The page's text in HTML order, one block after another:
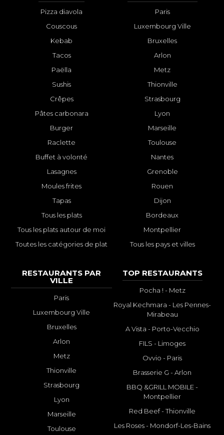
Pizza diavola
Couscous
Kebab
Tacos
Paëlla
Sushis
Crêpes
Pâtes carbonara
Burger
Raclette
Buffet à volonté
Lasagnes
Moules frites
Tapas
Tous les plats
Tous les plats autour de moi
Toutes les catégories de plat
Paris
Luxembourg Ville
Bruxelles
Arlon
Metz
Thionville
Strasbourg
Lyon
Marseille
Toulouse
Nantes
Grenoble
Rouen
Dijon
Bordeaux
Montpellier
Tous les pays et villes
RESTAURANTS PAR
VILLE
Paris
Luxembourg Ville
Bruxelles
Arlon
Metz
Thionville
Strasbourg
Lyon
Marseille
Toulouse
TOP RESTAURANTS
Pocha ! - Metz
Royal Kechmara - Les Pennes-
Mirabeau
A Vista - Porto-Vecchio
FILS - Limoges
Ovvio - Paris
Brasserie G - Arlon
BBQ &GRILL MOBILE -
Montpellier
Red Beef - Thionville
Les Roses - Mondorf-Les-Bains